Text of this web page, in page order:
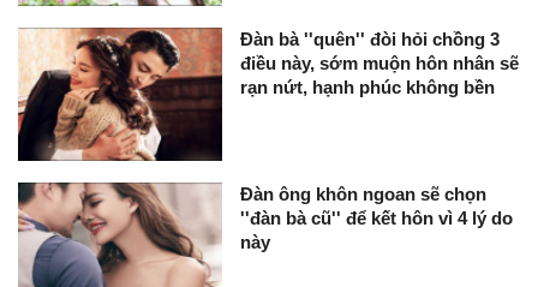
Đàn bà ''quên'' đòi hỏi chồng 3
điều này, sớm muộn hôn nhân sẽ
rạn nứt, hạnh phúc không bền
Đàn ông khôn ngoan sẽ chọn
''đàn bà cũ'' để kết hôn vì 4 lý do
này